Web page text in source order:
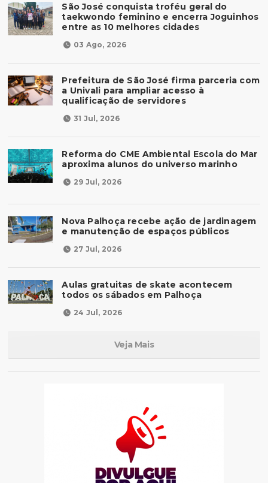
São José conquista troféu geral do
taekwondo feminino e encerra Joguinhos
entre as 10 melhores cidades
03 Ago, 2026
Prefeitura de São José firma parceria com
a Univali para ampliar acesso à
qualificação de servidores
31 Jul, 2026
Reforma do CME Ambiental Escola do Mar
aproxima alunos do universo marinho
29 Jul, 2026
Nova Palhoça recebe ação de jardinagem
e manutenção de espaços públicos
27 Jul, 2026
Aulas gratuitas de skate acontecem
todos os sábados em Palhoça
24 Jul, 2026
Veja Mais